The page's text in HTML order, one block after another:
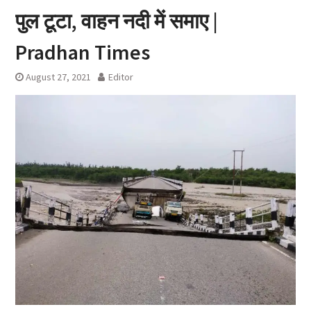
पुल टूटा, वाहन नदी में समाए |
Pradhan Times
August 27, 2021 Editor